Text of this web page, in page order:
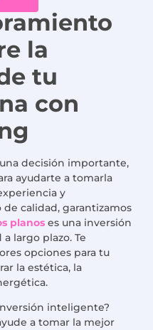
la
tu
con
decisión importante,
ayudarte a tomarla
y
calidad, garantizamos
planos es una inversión
largo plazo. Te
opciones para tu
la estética, la
inteligente?
a tomar la mejor